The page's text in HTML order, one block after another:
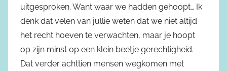
uitgesproken. Want waar we hadden gehoopt… Ik
denk dat velen van jullie weten dat we niet altijd
het recht hoeven te verwachten, maar je hoopt
op zijn minst op een klein beetje gerechtigheid.
Dat verder achttien mensen wegkomen met